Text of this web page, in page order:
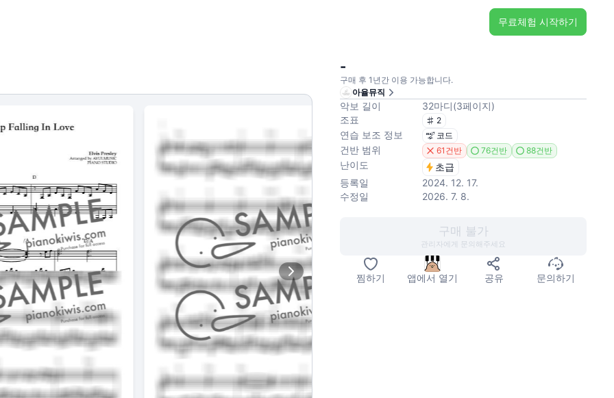
무료체험 시작하기
-
구매 후 1년간 이용 가능합니다.
아율뮤직
악보 길이 32마디(3페이지)
조표
2
연습 보조 정보 코드
건반 범위 61건반 76건반 88건반
난이도
초급
등록일
2024. 12. 17.
수정일
2026. 7. 8.
구매 불가
관리자에게 문의해주세요
찜하기 앱에서 열기 공유 문의하기